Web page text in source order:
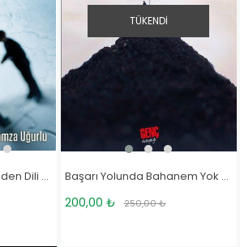
Daha İyi İletişim İçin Beden Dili - Hamza Uğurlu
TÜKENDI
Başarı Yolunda Bahanem Yok - Hamza Uğurlu
200,00 ₺ 250,00 ₺